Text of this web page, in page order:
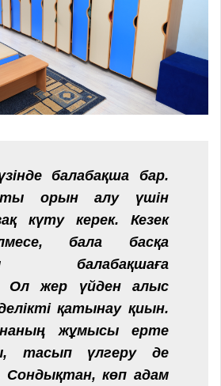
балабақша бар.
орын алу үшін
күту керек. Кезек
бала басқа
балабақшаға
Ол жер үйден алыс
қатынау қиын.
жұмысы ерте
тасып үлгеру де
Сондықтан, көп адам